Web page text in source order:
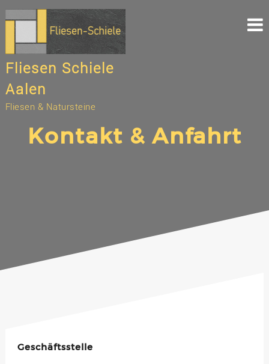
Fliesen Schiele
Aalen
Fliesen & Natursteine
Kontakt & Anfahrt
Geschäftsstelle